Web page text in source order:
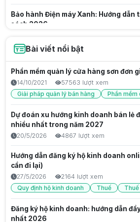
Bảo hành Điện máy Xanh: Hướng dẫn
sách 2026
Nhu cầu tiếp cận dịch vụ tại trung tâm
7/8/2026 3 lượt xem
Tổng quan về hệ thống bảo hành Điện
động tới ngành bán lẻ
7/8/2026 4 lượt xem
Hướng Dẫn Sử Dụng Blackbox AI Free
Trình Viên
6/8/2026
13 lượt xem
Kiến thức công nghệ
Bản Chất Blackbox AI Là Gì? Hướng
Lập Trình Chuyên Sâu
6/8/2026
15 lượt xem
Bài viết nổi bật
Phần mềm quản lý cửa hàng sơn đơn
14/10/2021
57563 lượt xem
Giải pháp quản lý bán hàng
Phần mềm
Dự đoán xu hướng kinh doanh bán lẻ
nhiều nhất trong năm 2027
20/5/2026 4867 lượt xem
Hướng dẫn đăng ký hộ kinh doanh
cần đi lại)
27/5/2026
2164 lượt xem
Quy định hộ kinh doanh
Thuế
Đăng ký hộ kinh doanh: hướng dẫn
nhất 2026